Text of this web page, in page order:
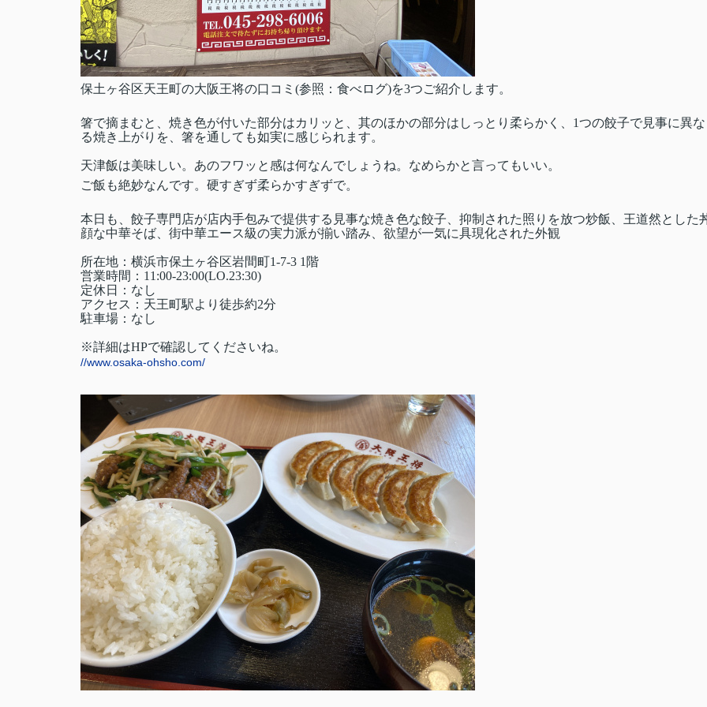
保土ヶ谷区天王町の大阪王将の口コミ(参照：食べログ)を3つご紹介します。
箸で摘まむと、焼き色が付いた部分はカリッと、其のほかの部分はしっとり柔らかく、1つの餃子で見事に異な
る焼き上がりを、箸を通しても如実に感じられます。
天津飯は美味しい。あのフワッと感は何なんでしょうね。なめらかと言ってもいい。
ご飯も絶妙なんです。硬すぎず柔らかすぎずで。
本日も、餃子専門店が店内手包みで提供する見事な焼き色な餃子、抑制された照りを放つ炒飯、王道然とした
顔な中華そば、街中華エース級の実力派が揃い踏み、欲望が一気に具現化された外観
所在地：横浜市保土ヶ谷区岩間町1-7-3 1階
営業時間：11:00-23:00(LO.23:30)
定休日：なし
アクセス：天王町駅より徒歩約2分
駐車場：なし
※詳細はHPで確認してくださいね。
//www.osaka-ohsho.com/